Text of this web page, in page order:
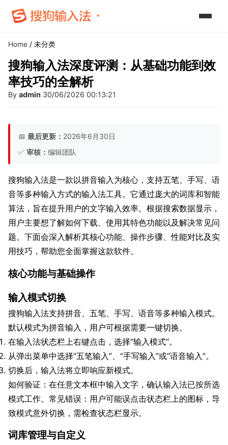
Home / 未分类
搜狗输入法深度评测：从基础功能到效
率技巧的全解析
By admin 30/06/2026 00:13:21
📅 最后更新： 2026年6月30日
✅ 审核： 编辑团队
搜狗输入法是一款以拼音输入为核心，支持五笔、手写、语
音等多种输入方式的输入法工具。它通过庞大的词库和智能
算法，旨在提升用户的文字输入效率。根据搜索数据显示，
用户主要想了解如何下载、使用其特色功能以及解决常见问
题。下面会深入解析其核心功能、操作步骤、性能对比及实
用技巧，帮助您全面掌握这款软件。
核心功能与基础操作
输入模式切换
搜狗输入法支持拼音、五笔、手写、语音等多种输入模式。
默认模式为拼音输入，用户可根据需要一键切换。
在输入法状态栏上右键点击，选择“输入模式”。
从弹出菜单中选择“五笔输入”、“手写输入”或“语音输入”。
切换后，输入法将立即响应新模式。
如何验证：在任意文本框中输入文字，确认输入法已按所选
模式工作。常见错误：用户可能误点击状态栏上的图标，导
致模式意外切换，需检查状态栏显示。
词库管理与自定义